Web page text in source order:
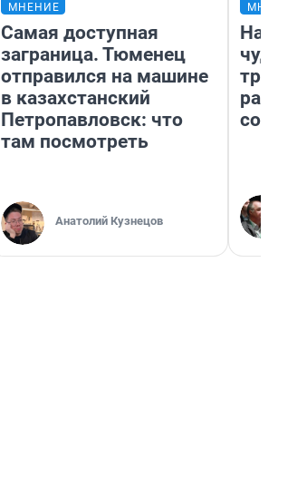
МНЕНИЕ
Самая доступная
заграница. Тюменец
отправился на машине
в казахстанский
Петропавловск: что
там посмотреть
Анатолий Кузнецов